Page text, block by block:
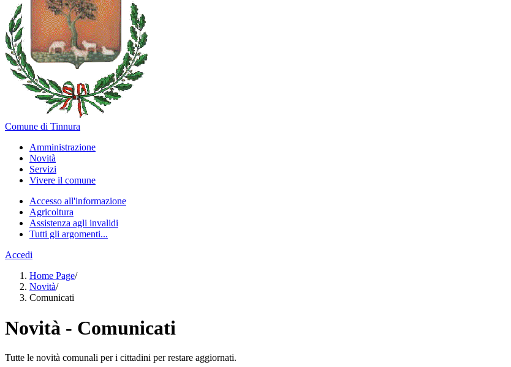
Comune di Tinnura
Amministrazione
Novità
Servizi
Vivere il comune
Accesso all'informazione
Agricoltura
Assistenza agli invalidi
Tutti gli argomenti...
Accedi
Home Page/
Novità/
Comunicati
Novità - Comunicati
Tutte le novità comunali per i cittadini per restare aggiornati.